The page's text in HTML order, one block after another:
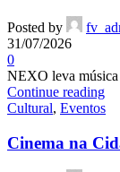
Posted by
31/07/2026
0
NEXO leva
Continue reading
Cultural, Eventos
Cinema na